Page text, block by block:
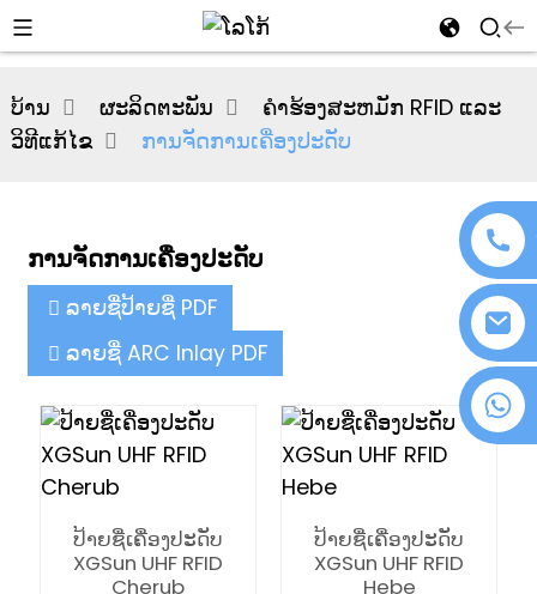
+86 18076372139
ບ້ານ ຜະລິດຕະພັນ
ຄໍາຮ້ອງສະຫມັກ RFID ແລະ
ວິທີແກ້ໄຂ
ການຈັດການເຄື່ອງປະດັບ
ການຈັດການເຄື່ອງປະດັບ
ລາຍຊື່ປ້າຍຊື່ PDF
ລາຍຊື່ ARC Inlay PDF
ປ້າຍຊື່ເຄື່ອງປະດັບ
XGSun UHF RFID
Cherub
ປ້າຍຊື່ເຄື່ອງປະດັບ
XGSun UHF RFID
Hebe